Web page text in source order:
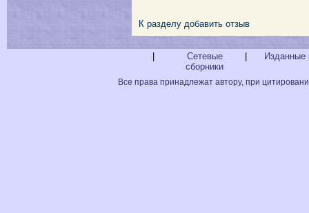
К разделу добавить отзыв
Сетевые
сборники
Изданные
Все права принадлежат автору, при